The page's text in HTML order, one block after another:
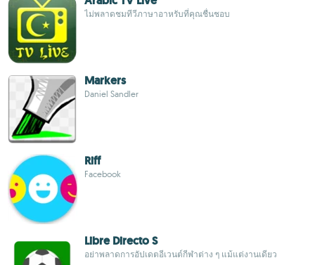
ไม่พลาดชมทีวีภาษาอาหรับที่คุณชื่นชอบ
Markers
Daniel Sandler
Riff
Facebook
Libre Directo S
อย่าพลาดการอัปเดตอีเวนต์กีฬาต่าง ๆ แม้แต่งานเดียว